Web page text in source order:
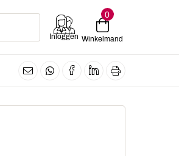
Inloggen
0
Winkelmand